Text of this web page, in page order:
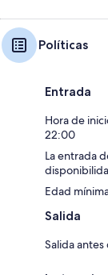
Políticas
Entrada
Hora de
22:00
La entrada
Edad
Salida
Salida antes